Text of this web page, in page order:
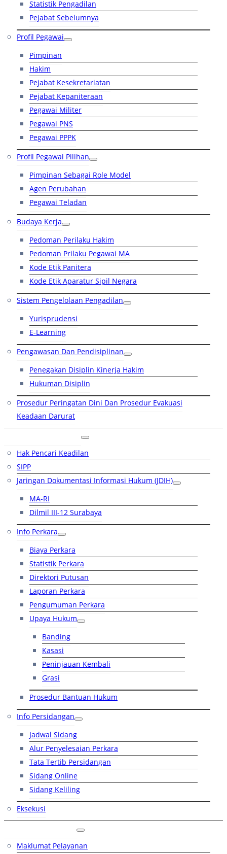
Statistik Pengadilan
Pejabat Sebelumnya
Profil Pegawai
Pimpinan
Hakim
Pejabat Kesekretariatan
Pejabat Kepaniteraan
Pegawai Militer
Pegawai PNS
Pegawai PPPK
Profil Pegawai Pilihan
Pimpinan Sebagai Role Model
Agen Perubahan
Pegawai Teladan
Budaya Kerja
Pedoman Perilaku Hakim
Pedoman Prilaku Pegawai MA
Kode Etik Panitera
Kode Etik Aparatur Sipil Negara
Sistem Pengelolaan Pengadilan
Yurisprudensi
E-Learning
Pengawasan Dan Pendisiplinan
Penegakan Disiplin Kinerja Hakim
Hukuman Disiplin
Prosedur Peringatan Dini Dan Prosedur Evakuasi
Keadaan Darurat
Hak Pencari Keadilan
SIPP
Jaringan Dokumentasi Informasi Hukum (JDIH)
MA-RI
Dilmil III-12 Surabaya
Info Perkara
Biaya Perkara
Statistik Perkara
Direktori Putusan
Laporan Perkara
Pengumuman Perkara
Upaya Hukum
Banding
Kasasi
Peninjauan Kembali
Grasi
Prosedur Bantuan Hukum
Info Persidangan
Jadwal Sidang
Alur Penyelesaian Perkara
Tata Tertib Persidangan
Sidang Online
Sidang Keliling
Eksekusi
Maklumat Pelayanan